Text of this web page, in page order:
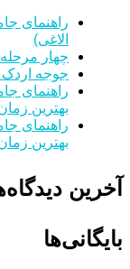
راهنمای
الاغی)
چهار
جوجه
راهنمای
بهترین
راهنمای
بهترین
آخرین
بایگانی‌ها